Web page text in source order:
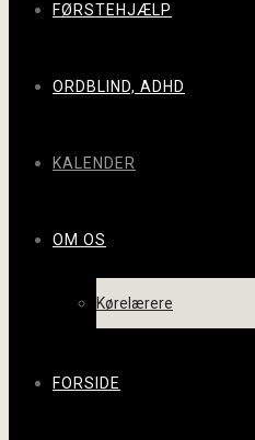
FØRSTEHJÆLP
ORDBLIND, ADHD
KALENDER
OM OS
Kørelærere
FORSIDE